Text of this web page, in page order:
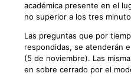
académica presente en el
no superior a los tres
Las preguntas que por
respondidas, se atenderán
(5 de noviembre). Las
en sobre cerrado por el